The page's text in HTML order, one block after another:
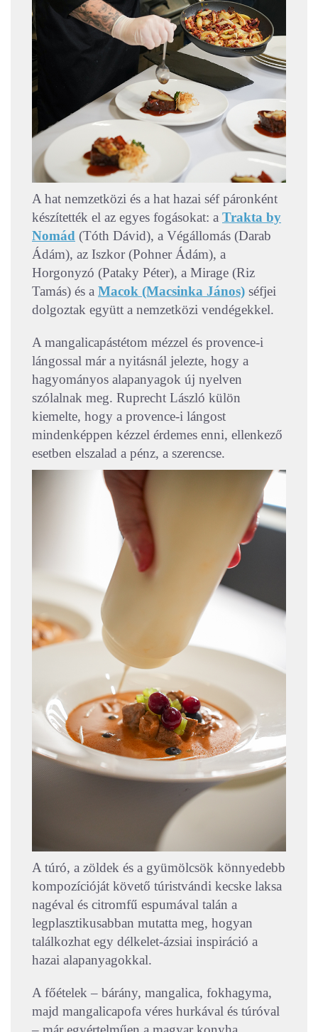
A hat nemzetközi és a hat hazai séf páronként
készítették el az egyes fogásokat: a Trakta by
Nomád (Tóth Dávid), a Végállomás (Darab
Ádám), az Iszkor (Pohner Ádám), a
Horgonyzó (Pataky Péter), a Mirage (Riz
Tamás) és a Macok (Macsinka János) séfjei
dolgoztak együtt a nemzetközi vendégekkel.
A mangalicapástétom mézzel és provence-i
lángossal már a nyitásnál jelezte, hogy a
hagyományos alapanyagok új nyelven
szólalnak meg. Ruprecht László külön
kiemelte, hogy a provence-i lángost
mindenképpen kézzel érdemes enni, ellenkező
esetben elszalad a pénz, a szerencse.
A túró, a zöldek és a gyümölcsök könnyedebb
kompozícióját követő túristvándi kecske laksa
nagéval és citromfű espumával talán a
legplasztikusabban mutatta meg, hogyan
találkozhat egy délkelet-ázsiai inspiráció a
hazai alapanyagokkal.
A főételek – bárány, mangalica, fokhagyma,
majd mangalicapofa véres hurkával és túróval